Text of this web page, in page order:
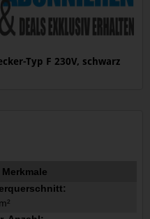
Typ F 230V, schwarz